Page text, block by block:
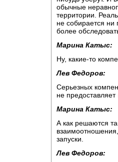
обычные
территории.
не собирается ни
более
Марина Катыс:
Ну, какие-то
Лев Федоров:
Серьезных
не
Марина Катыс:
А как решаются
запуски.
Лев Федоров: